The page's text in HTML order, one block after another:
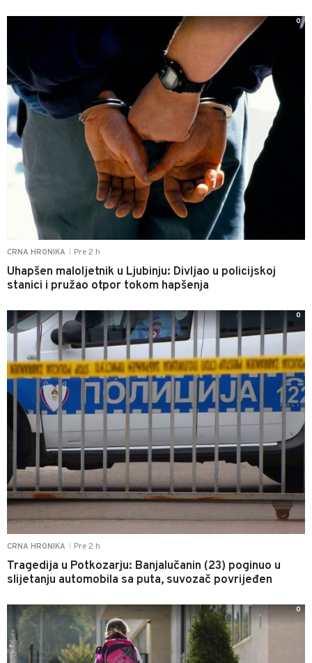
CRNA HRONIKA Pre 2 h
Uhapšen maloljetnik u Ljubinju: Divljao u policijskoj
stanici i pružao otpor tokom hapšenja
0
CRNA HRONIKA Pre 2 h
Tragedija u Potkozarju: Banjalučanin (23) poginuo u
slijetanju automobila sa puta, suvozač povrijeđen
0
0